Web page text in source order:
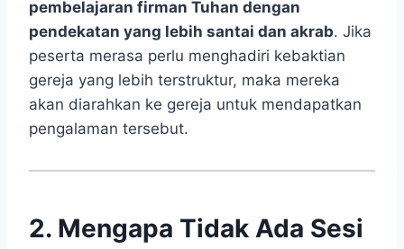
pembelajaran firman Tuhan dengan
pendekatan yang lebih santai dan akrab. Jika
peserta merasa perlu menghadiri kebaktian
gereja yang lebih terstruktur, maka mereka
akan diarahkan ke gereja untuk mendapatkan
pengalaman tersebut.
2. Mengapa Tidak Ada Sesi